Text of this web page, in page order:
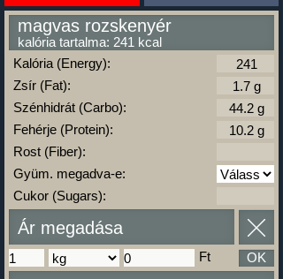
magvas rozskenyér
kalória tartalma: 241 kcal
Kalória (Energy):
Zsír (Fat):
Szénhidrát (Carbo):
Fehérje (Protein):
Rost (Fiber):
Gyüm. megadva-e:
Cukor (Sugars):
Ár megadása
Ft OK